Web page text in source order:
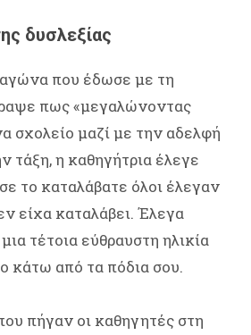
δυσλεξίας
που έδωσε με τη
πως «μεγαλώνοντας
σχολείο μαζί με την αδελφή
τάξη, η καθηγήτρια έλεγε
το καταλάβατε όλοι έλεγαν
είχα καταλάβει. Έλεγα
τέτοια εύθραυστη ηλικία
κάτω από τα πόδια σου.
πήγαν οι καθηγητές στη